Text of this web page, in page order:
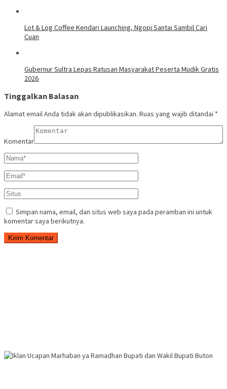
Lot & Log Coffee Kendari Launching, Ngopi Santai Sambil Cari
Cuan
Gubernur Sultra Lepas Ratusan Masyarakat Peserta Mudik Gratis
2026
Tinggalkan Balasan
Alamat email Anda tidak akan dipublikasikan. Ruas yang wajib ditandai *
Komentar
Simpan nama, email, dan situs web saya pada peramban ini untuk
komentar saya berikutnya.